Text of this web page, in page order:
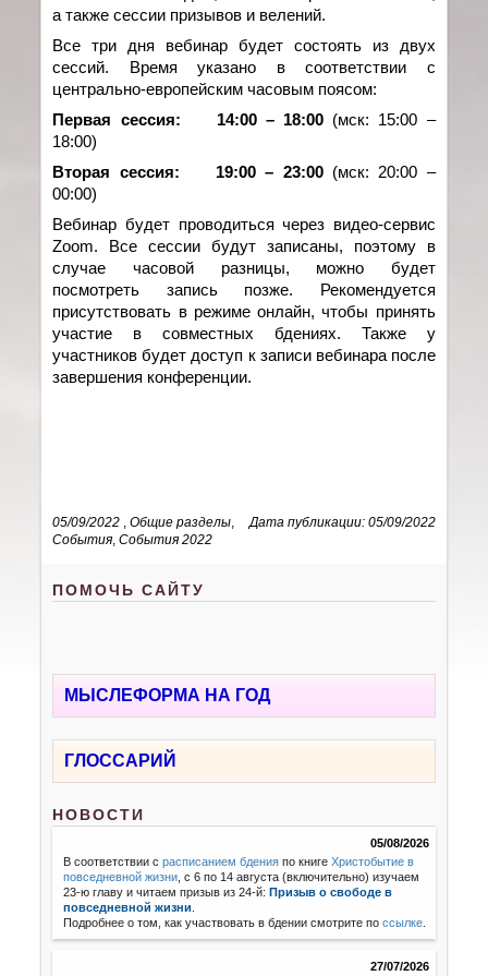
а также сессии призывов и велений.
Все три дня вебинар будет состоять из двух
сессий. Время указано в соответствии с
центрально-европейским часовым поясом:
Первая сессия:
14:00 – 18:00 (мск: 15:00 –
18:00)
Вторая сессия:
19:00 – 23:00 (мск: 20:00 –
00:00)
Вебинар будет проводиться через видео-сервис
Zoom. Все сессии будут записаны, поэтому в
случае часовой разницы, можно будет
посмотреть запись позже. Рекомендуется
присутствовать в режиме онлайн, чтобы принять
участие в совместных бдениях. Также у
участников будет доступ к записи вебинара после
завершения конференции.
05/09/2022 Дата публикации: 05/09/2022
,Общие разделы
События ,События 2022
ПОМОЧЬ САЙТУ
МЫСЛЕФОРМА НА ГОД
ГЛОССАРИЙ
НОВОСТИ
05/08/2026
В соответствии срасписанием бдения по книгеХристобытие в
повседневной жизни , с 6 по 14 августа (включительно) изучаем
23-ю главу и читаем призыв из 24-й:Призыв о свободе в
повседневной жизни
Подробнее о том, как участвовать в бдении смотрите поссылке
27/07/2026